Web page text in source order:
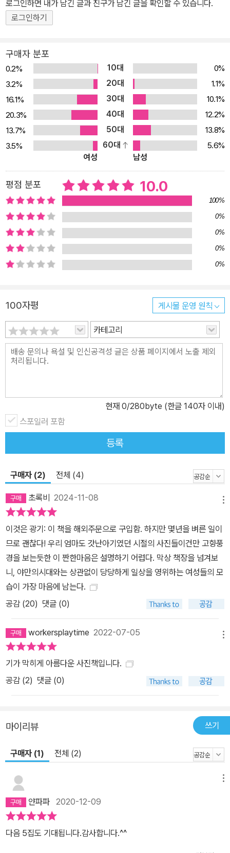
로그인하면 내가 남긴 글과 친구가 남긴 글을 확인할 수 있습니다.
로그인하기
구매자 분포
0.2% 10대
0%
3.2%
20대
1.1%
16.1%
30대
10.1%
20.3%
40대
12.2%
13.7%
50대
13.8%
3.5%
60대
5.6%
여성
남성
평점 분포 10.0
100%
0%
0%
0%
0%
100자평 게시물 운영 원칙
카테고리
현재 0/280byte (한글 140자 이내)
스포일러 포함
등록
구매자 (2) 전체 (4)
초록비 2024-11-08
이것은 광기: 이 책을 해외주문으로 구입함. 하지만 몇년을 벼른 일이
므로 괜찮다! 우리 엄마도 갓난아기였던 시절의 사진들이건만 고향풍
경을 보는듯한 이 짠한마음은 설명하기 어렵다. 막상 책장을 넘겨보
니, 야만의시대와는 상관없이 당당하게 일상을 영위하는 여성들의 모
습이 가장 마음에 남는다.
공감 (20) 댓글 (0)
workersplaytime 2022-07-05
기가 막히게 아름다운 사진책입니다.
공감 (2) 댓글 (0)
마이리뷰 쓰기
구매자 (1) 전체 (2)
얀파파 2020-12-09
다음 5집도 기대됩니다.감사합니다.^^